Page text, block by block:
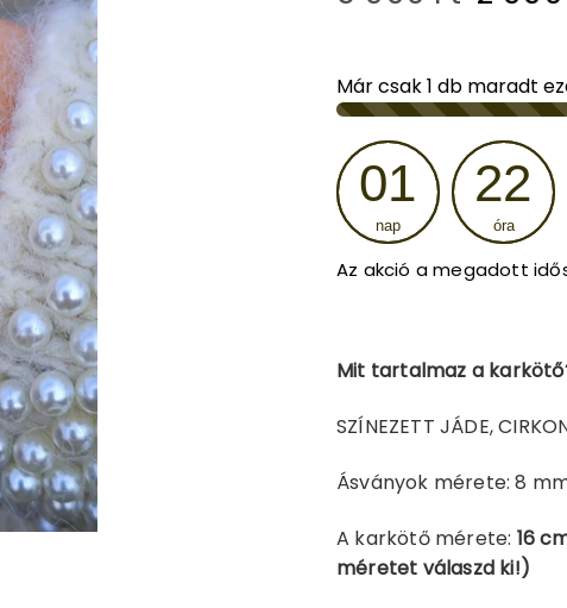
was:
5
990
Már csak1 db maradt
01
nap
22
óra
Az akció a megadott
Mit tartalmaz a
SZÍNEZETT JÁDE,
Ásványok mérete: 8
A karkötő mérete: 16
méretet válaszd ki!)